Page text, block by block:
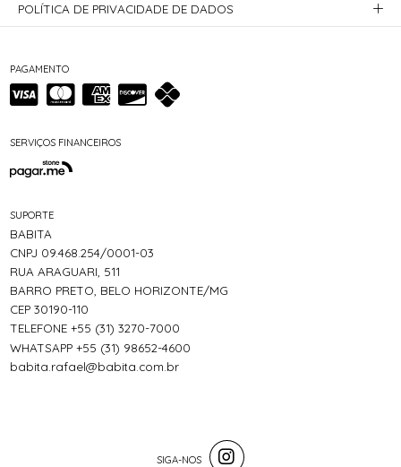
PAGAMENTO
SERVIÇOS FINANCEIROS
SUPORTE
BABITA
CNPJ 09.468.254/0001-03
RUA ARAGUARI, 511
BARRO PRETO, BELO HORIZONTE/MG
CEP 30190-110
TELEFONE +55 (31) 3270-7000
WHATSAPP +55 (31) 98652-4600
babita.rafael@babita.com.br
POLÍTICA DE PRIVACIDADE DE DADOS